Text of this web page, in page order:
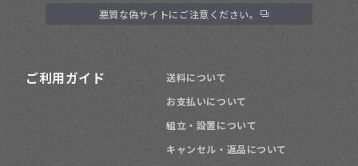
悪質な偽サイトにご注意ください。
ご利用ガイド
送料について
お支払いについて
組立・設置について
キャンセル・返品について